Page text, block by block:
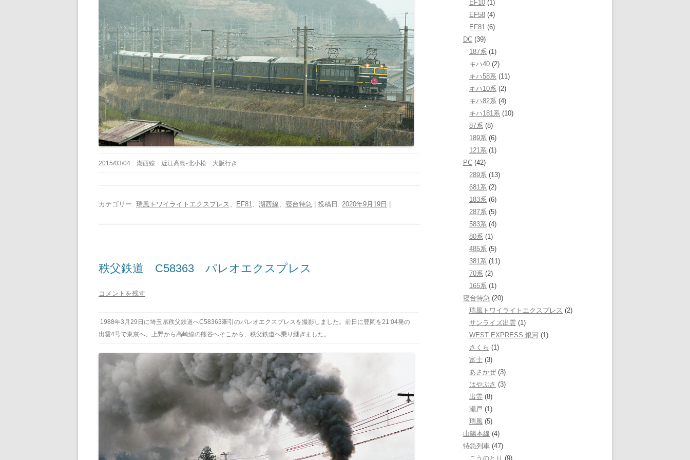
2015/03/04 湖西線 近江高島-北小松 大阪行き
カテゴリー: 瑞風トワイライトエクスプレス 、 EF81、 湖西線、 寝台特急 | 投稿日: 2020年9月19日
秩父鉄道 C58363 パレオエクスプレス
コメントを残す
1988年3月29日に埼玉県秩父鉄道へC58363牽引のパレオエクスプレスを撮影しました。前日に豊岡を21:04発の
出雲4号で東京へ、上野から高崎線の熊谷へそこから、秩父鉄道へ乗り継ぎました。
EF10 (1)
EF58 (4)
EF81 (6)
DC (39)
187系 (1)
キハ40 (2)
キハ58系 (11)
キハ10系 (2)
キハ82系 (4)
キハ181系 (10)
87系 (8)
189系 (6)
121系 (1)
PC (42)
289系 (13)
681系 (2)
183系 (6)
287系 (5)
583系 (4)
80系 (1)
485系 (5)
381系 (11)
70系 (2)
165系 (1)
寝台特急 (20)
瑞風トワイライトエクスプレス (2)
サンライズ出雲 (1)
WEST EXPRESS 銀河 (1)
さくら (1)
富士 (3)
あさかぜ(3)
はやぶさ (3)
出雲 (8)
瀬戸 (1)
瑞風 (5)
山陽本線 (4)
特急列車 (47)
こうのとり (9)